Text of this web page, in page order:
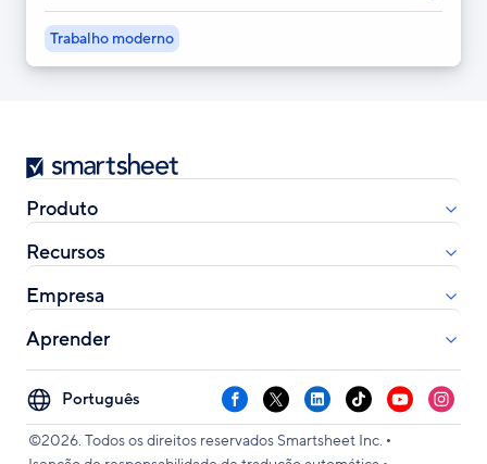
Trabalho moderno
Smartsheet
Produto
Recursos
Empresa
Aprender
Select
your
language
Facebook
X LinkedInTikTokYouTube
©2026. Todos os direitos reservados Smartsheet Inc. •